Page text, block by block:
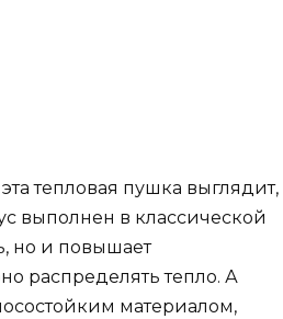
тепловая пушка выглядит,
выполнен в классической
но и повышает
распределять тепло. А
материалом,